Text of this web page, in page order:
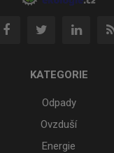
KATEGORIE
Odpady
Ovzduší
Energie